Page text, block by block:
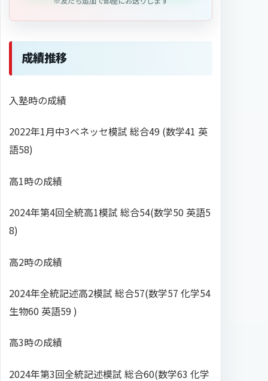
成績推移
入塾時の成績
2022年1月中3ベネッセ模試 総合49 (数学41 英
語58)
高1時の成績
2024年第4回全統高1模試 総合54(数学50 英語5
8)
高2時の成績
2024年全統記述高2模試 総合57(数学57 化学54
生物60 英語59 )
高3時の成績
2024年第3回全統記述模試 総合60(数学63 化学